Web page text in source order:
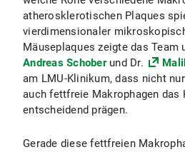
atherosklerotischen Plaques
vierdimensionaler
Mäuseplaques zeigte das Team
Andreas Schoberund Dr.
am LMU-Klinikum, dass nicht
auch fettfreie Makrophagen das
entscheidend prägen.
Gerade diese fettfreien